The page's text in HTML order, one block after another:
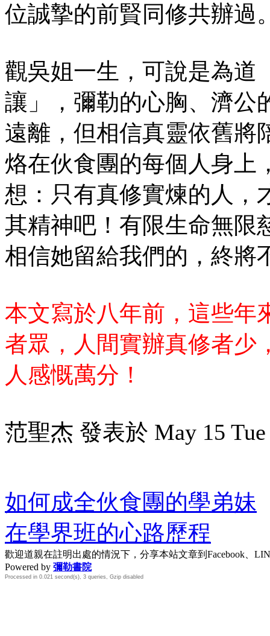
位誠摯的前賢同修共辦過
觀吳姐一生，可說是為道
讓」，彌勒的心胸、濟公
遠離，但相信真靈依舊將
烙在伙食團的每個人身上
想：只有真修實煉的人，
其精神吧！有限生命無限
相信她留給我們的，終將
本文寫於八年前，這些年
者眾，人間實辦真修者少
人感慨萬分！
范聖杰 發表於 May 15 Tue
如何成全伙食團的學弟妹
在學界班的心路歷程
歡迎道親在註明出處的情況下，分享本站文章到Facebook、
Powered by 彌勒書院
Processed in 0.021 second(s), 3 queries, Gzip disabled